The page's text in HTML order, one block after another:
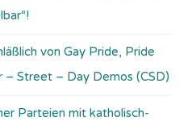
von Gay Pride, Pride
– Street – Day Demos (CSD)
Parteien mit katholisch-